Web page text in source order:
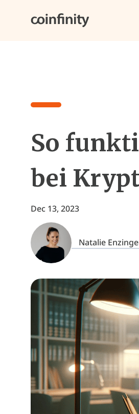
So
bei
Dec 13, 2023
Natalie